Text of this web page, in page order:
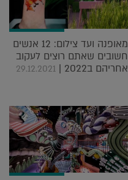
מאופנה ועד צילום: 12 אנשים
חשובים שאתם רוצים לעקוב
אחריהם ב2022 |
29.12.2021